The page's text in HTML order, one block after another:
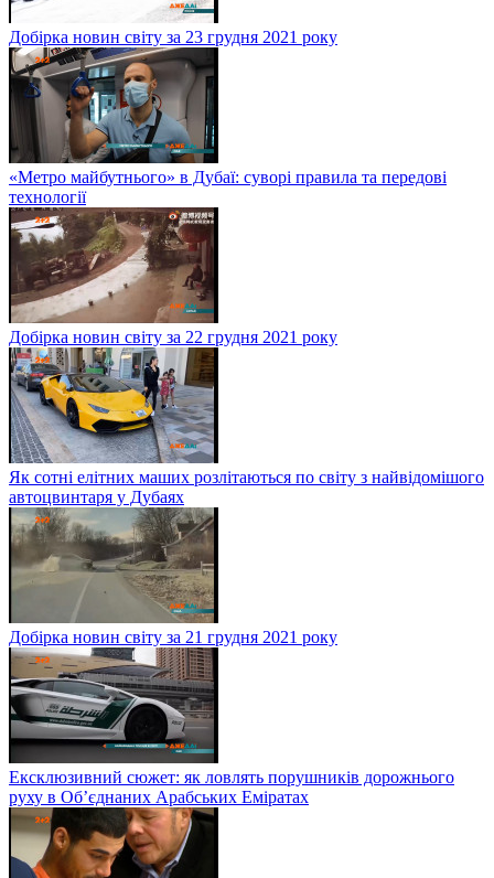
Добірка новин світу за 23 грудня 2021 року
«Метро майбутнього» в Дубаї: суворі правила та передові
технології
Добірка новин світу за 22 грудня 2021 року
Як сотні елітних маших розлітаються по світу з найвідомішого
автоцвинтаря у Дубаях
Добірка новин світу за 21 грудня 2021 року
Ексклюзивний сюжет: як ловлять порушників дорожнього
руху в Об’єднаних Арабських Еміратах